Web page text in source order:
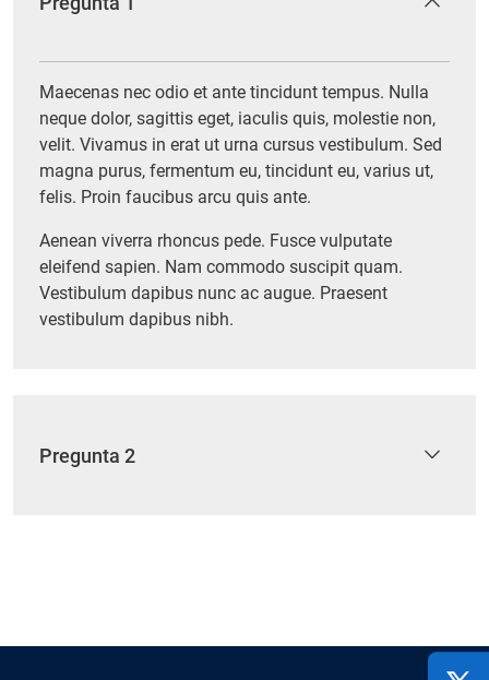
Maecenas nec odio et ante tincidunt tempus. Nulla
neque dolor, sagittis eget, iaculis quis, molestie non,
velit. Vivamus in erat ut urna cursus vestibulum. Sed
magna purus, fermentum eu, tincidunt eu, varius ut,
felis. Proin faucibus arcu quis ante.
Aenean viverra rhoncus pede. Fusce vulputate
eleifend sapien. Nam commodo suscipit quam.
Vestibulum dapibus nunc ac augue. Praesent
vestibulum dapibus nibh.
Pregunta 2